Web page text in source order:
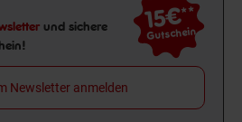
und sichere
15€**
Gutschein
Newsletter anmelden